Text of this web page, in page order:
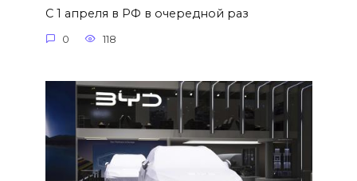
С 1 апреля в РФ в очередной раз
0 118